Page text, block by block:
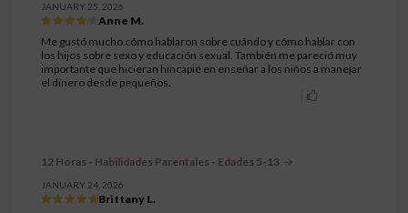
JANUARY 25, 2026
Anne M.
Me gustó mucho cómo hablaron sobre cuándo y cómo hablar con
los hijos sobre sexo y educación sexual. También me pareció muy
importante que hicieran hincapié en enseñar a los niños a manejar
el dinero desde pequeños.
12 Horas - Habilidades Parentales - Edades 5-13
JANUARY 24, 2026
Brittany L.